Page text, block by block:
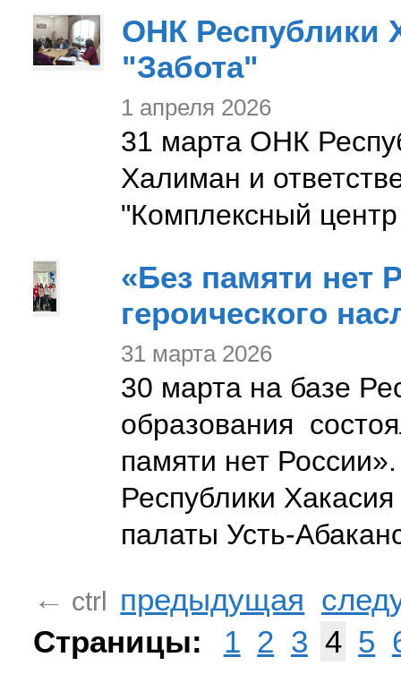
ОНК Республики
"Забота"
1 апреля 2026
31 марта ОНК
Халиман и
"Комплексный
«Без памяти нет
героического
31 марта 2026
30 марта на базе
образования
памяти нет
Республики
палаты Усть-
← ctrl предыдущая
Страницы:
1 2 3 4 5